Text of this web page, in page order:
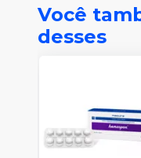
Você
desses